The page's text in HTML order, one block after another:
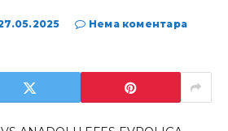
Нема коментара